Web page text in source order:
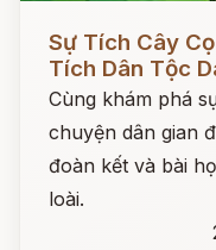
Sự Tích Cây
Tích Dân Tộc
Cùng khám phá
chuyện dân gian
đoàn kết và bài
loài.